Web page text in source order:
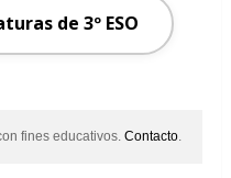
de 3º ESO
fines educativos. Contacto.